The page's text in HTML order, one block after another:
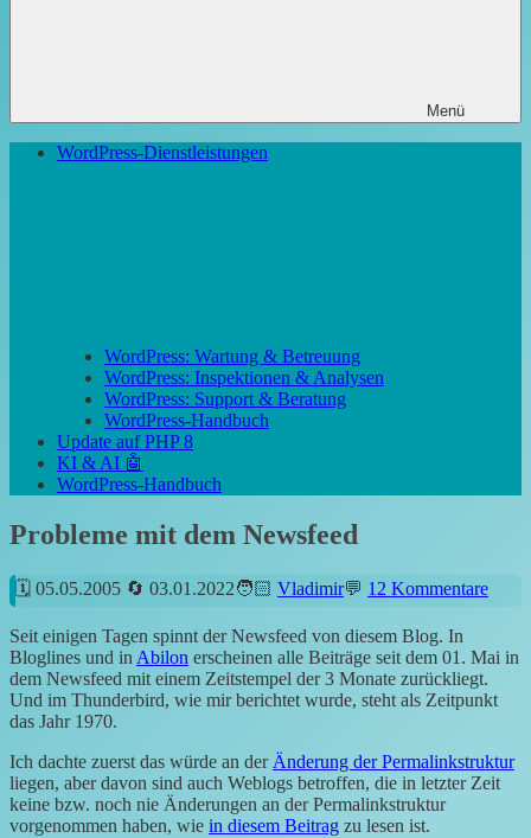
Menü
WordPress-Dienstleistungen
WordPress: Wartung & Betreuung
WordPress: Inspektionen & Analysen
WordPress: Support & Beratung
WordPress-Handbuch
Update auf PHP 8
KI & AI 🤖
WordPress-Handbuch
Probleme mit dem Newsfeed
05.05.2005 03.01.2022 Vladimir 12 Kommentare
Seit einigen Tagen spinnt der Newsfeed von diesem Blog. In
Bloglines und in Abilon erscheinen alle Beiträge seit dem 01. Mai in
dem Newsfeed mit einem Zeitstempel der 3 Monate zurückliegt.
Und im Thunderbird, wie mir berichtet wurde, steht als Zeitpunkt
das Jahr 1970.
Ich dachte zuerst das würde an der Änderung der Permalinkstruktur
liegen, aber davon sind auch Weblogs betroffen, die in letzter Zeit
keine bzw. noch nie Änderungen an der Permalinkstruktur
vorgenommen haben, wie in diesem Beitrag zu lesen ist.